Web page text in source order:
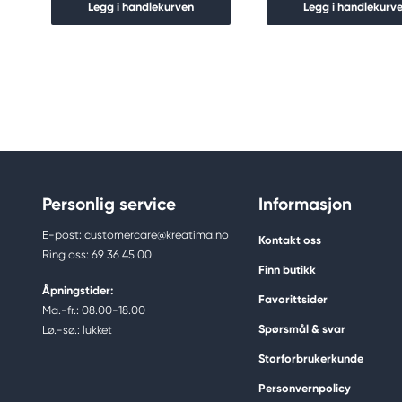
Legg i handlekurven Legg i
Personlig service
E-post: customercare@kreatima.no
Ring oss: 69 36 45 00
Åpningstider:
Ma.-fr.: 08.00-18.00
Lø.-sø.: lukket
Informasjon
Kontakt oss
Finn butikk
Favorittsider
Spørsmål & svar
Storforbrukerkunde
Personvernpolicy